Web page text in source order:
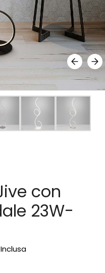
con
23W-